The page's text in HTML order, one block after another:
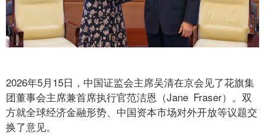
2026年5月15日，中国证监会主席吴清在京会见了花旗集
团董事会主席兼首席执行官范洁恩（Jane Fraser）。双
方就全球经济金融形势、中国资本市场对外开放等议题交
换了意见。